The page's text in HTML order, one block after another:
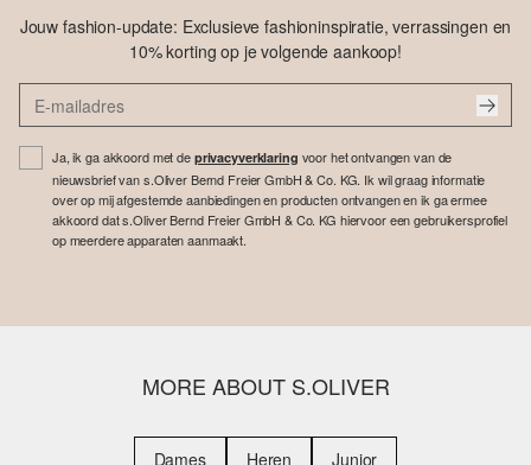
Jouw fashion-update: Exclusieve fashioninspiratie, verrassingen en
10% korting op je volgende aankoop!
Ja, ik ga akkoord met de privacyverklaring voor het ontvangen van de
nieuwsbrief van s.Oliver Bernd Freier GmbH & Co. KG. Ik wil graag informatie
over op mij afgestemde aanbiedingen en producten ontvangen en ik ga ermee
akkoord dat s.Oliver Bernd Freier GmbH & Co. KG hiervoor een gebruikersprofiel
op meerdere apparaten aanmaakt.
MORE ABOUT S.OLIVER
Dames Heren Junior